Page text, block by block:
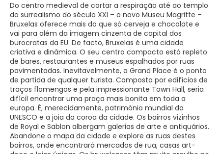
Do centro medieval de cortar a respiração até ao templo
do surrealismo do século XXI – o novo Museu Magritte –
Bruxelas oferece mais do que só cerveja e chocolate e
vai para além da imagem cinzenta de capital dos
burocratas da EU. De facto, Bruxelas é uma cidade
criativa e dinâmica. O seu centro compacto está repleto
de bares, restaurantes e museus espalhados por ruas
pavimentadas. Inevitavelmente, a Grand Place é o ponto
de partida de qualquer turista. Composta por edifícios de
traços flamengos e pela impressionante Town Hall, seria
difícil encontrar uma praça mais bonita em toda a
europa. É, merecidamente, património mundial da
UNESCO e a joia da coroa da cidade. Os bairros vizinhos
de Royal e Sablon albergam galerias de arte e antiquários.
Abandone o mapa da cidade e explore as ruas destes
bairros, onde encontrará mercados de rua, casas art-